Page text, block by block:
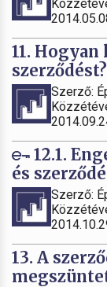
11.
Szerző:
12.1.
és
Szerző:
13. A